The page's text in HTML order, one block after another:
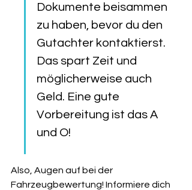
Dokumente beisammen
zu haben, bevor du den
Gutachter kontaktierst.
Das spart Zeit und
möglicherweise auch
Geld. Eine gute
Vorbereitung ist das A
und O!
Also, Augen auf bei der
Fahrzeugbewertung! Informiere dich